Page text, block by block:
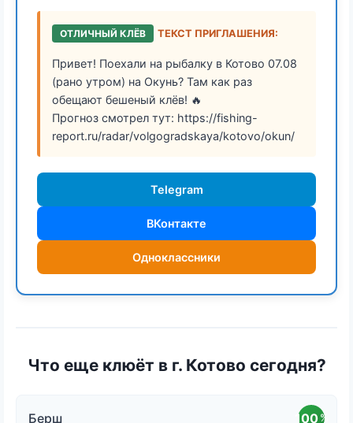
ОТЛИЧНЫЙ КЛЁВ ТЕКСТ ПРИГЛАШЕНИЯ:
Привет! Поехали на рыбалку в Котово 07.08
(рано утром) на Окунь? Там как раз
обещают бешеный клёв! 🔥
Прогноз смотрел тут: https://fishing-
report.ru/radar/volgogradskaya/kotovo/okun/
Telegram
ВКонтакте
Одноклассники
Что еще клюёт в г. Котово сегодня?
Берш 100 %